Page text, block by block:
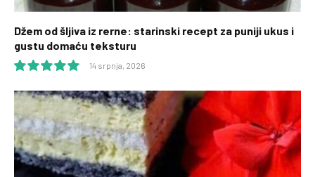
Džem od šljiva iz rerne: starinski recept za puniji ukus i
gustu domaću teksturu
10.0
14 srpnja, 2026